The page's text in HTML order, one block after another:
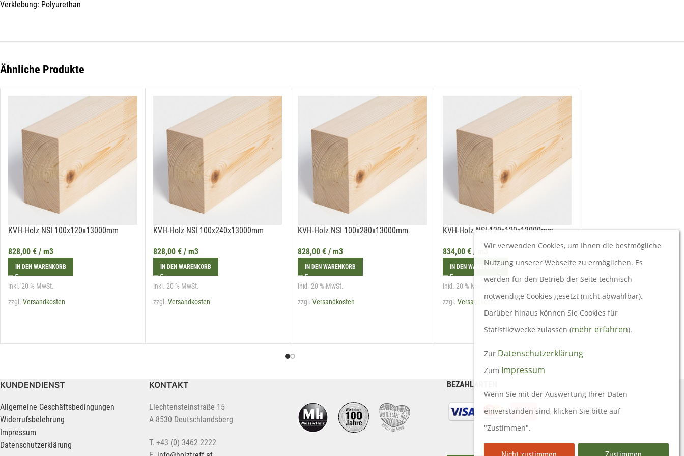
Verklebung: Polyurethan
Ähnliche Produkte
KVH-Holz NSI 100x120x13000mm
828,00 € / m3
IN DEN WARENKORB
inkl. 20 % MwSt.
zzgl. Versandkosten
KVH-Holz NSI 100x240x13000mm
828,00 €/ m3
IN DEN WARENKORB
inkl. 20 % MwSt.
zzgl. Versandkosten
KVH-Holz NSI 100x280x13000mm
828,00 € / m3
IN DEN WARENKORB
inkl. 20 % MwSt.
zzgl. Versandkosten
KVH-Holz NSI 120x120x13000mm
834,00 €/ m3
IN DEN WARENKORB
inkl. 20 % MwSt.
zzgl. Versandkosten
KVH-Holz NSI
834,00€ / m3
IN DEN WARENKORB
Versandkosten
KUNDENDIENST
Allgemeine Geschäftsbedingungen
Widerrufsbelehrung
Impressum
Datenschutzerklärung
KONTAKT
Liechtensteinstraße 15
A-8530 Deutschlandsberg
T. +43 (0) 3462 2222
BEZAHLARTEN
Wir verwenden Cookies, um Ihnen die bestmögliche
Nutzung unserer Webseite zu ermöglichen. Es
werden für den Betrieb der Seite technisch
notwendige Cookies gesetzt (nicht abwählbar).
Darüber hinaus können Sie Cookies für
Statistikzwecke zulassen (mehr erfahren).
Zur Datenschutzerklärung
Zum Impressum
Wenn Sie mit der Auswertung Ihrer Daten
einverstanden sind, klicken Sie bitte auf
"Zustimmen".